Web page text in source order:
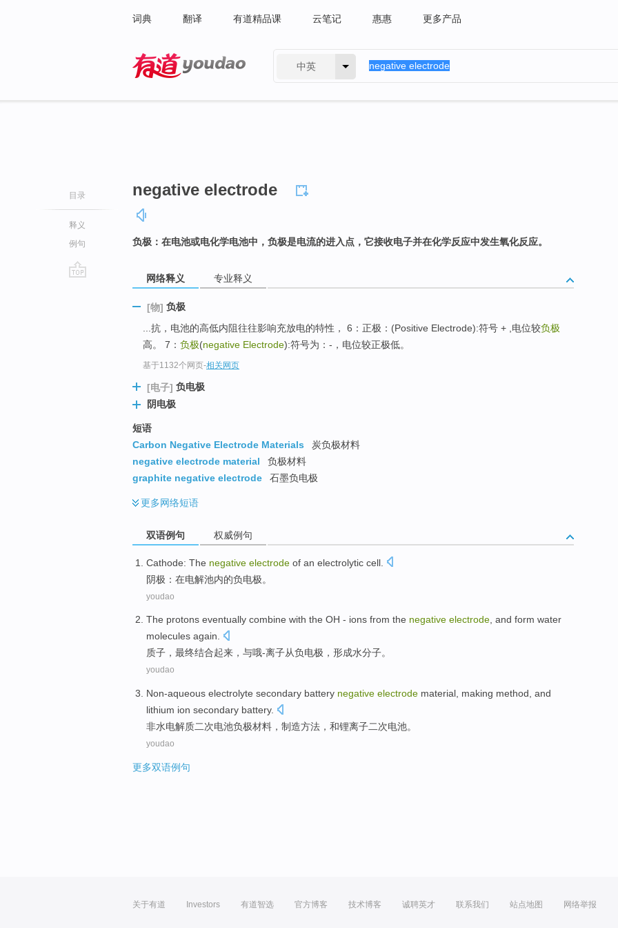
词典 翻译 有道精品课 云笔记 惠惠 更多产品
中英
目录
释义
例句
negative electrode
负极：在电池或电化学电池中，负极是电流的进入点，它接收电子并在化学反应中发生氧化反应。
网络释义 专业释义
[物] 负极
...抗，电池的高低内阻往往影响充放电的特性， 6：正极：(Positive Electrode):符号 + ,电位较负极
高。 7： 负极(negative Electrode):符号为：-，电位较正极低。
基于1132个网页-相关网页
[电子] 负电极
阴电极
短语
Carbon Negative Electrode Materials
炭负极材料
negative electrode material
负极材料
graphite negative electrode
石墨负电极
更多网络短语
双语例句 权威例句
Cathode: The negative electrode of an electrolytic cell.
阴极 ： 在电解池内的负电极。
youdao
The protons eventually combine with the OH - ions from the negative electrode, and form water
molecules again.
质子 ， 最终结合起来，与哦-离子从负电极 ， 形成水分子。
youdao
Non-aqueous electrolyte secondary battery negative electrode material making method and
lithium ion secondary battery.
非水电解质二次电池负极材料 ， 制造方法 ， 和锂离子二次电池。
youdao
更多双语例句
关于有道 Investors 有道智选 官方博客 技术博客 诚聘英才 联系我们 站点地图 网络举报